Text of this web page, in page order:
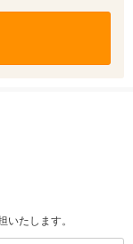
たします。